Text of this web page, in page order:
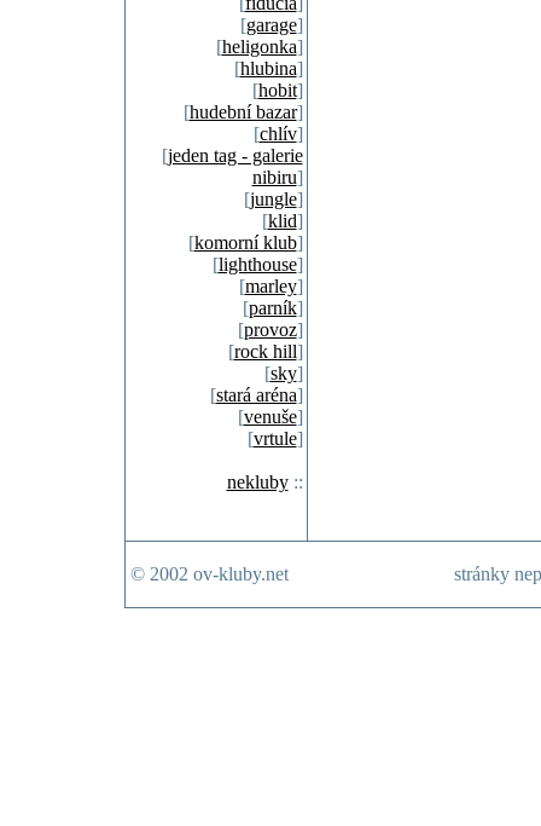
[garage]
[heligonka]
[hlubina]
[hobit]
[hudební bazar]
[chlív]
[jeden tag - galerie
nibiru]
[jungle]
[klid]
[komorní klub]
[lighthouse]
[marley]
[parník]
[provoz]
[rock hill]
[sky]
[stará aréna]
[venuše]
[vrtule]
nekluby::
© 2002 ov-kluby.net stránky